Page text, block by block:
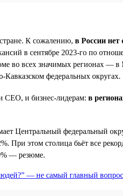
К сожалению, в России нет
в сентябре 2023-го по
во всех значимых регионах
федеральных округах.
СЕО, и бизнес-лидерам: в
Центральный федеральный
этом столица бьёт все
— резюме.